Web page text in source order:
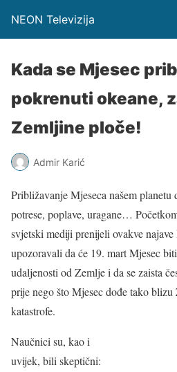
NEON Televizija
Kada se Mjesec
pokrenuti okeane,
Zemljine ploče!
Admir Karić
Približavanje Mjeseca našem planetu
potrese, poplave, uragane…
svjetski mediji prenijeli ovakve
upozoravali da će 19. mart Mjesec
udaljenosti od Zemlje i da se zaista
prije nego što Mjesec dođe tako
katastrofe.
Naučnici su, kao i
uvijek, bili skeptični: